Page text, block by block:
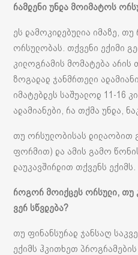
რამდენი უნდა მოიმატოს
ეს დამოკიდებულია იმაზე,
ორსულობას. თქვენი ექიმი
კილოგრამის მომატება არის
ზოგადად ჯანმრთელი
იმატებდეს საშუალოდ 11-16
ადამიანები, რა თქმა უნდა,
თუ ორსულობისას დილაობით
ფორმით) და ამის გამო
დაუკავშირდით თქვენს ექიმს.
როგორ მოიქცეს ორსული, თუ
ვერ სწვდება?
თუ ფინანსურად ჯანსაღ
ექიმს ჰკითხეთ